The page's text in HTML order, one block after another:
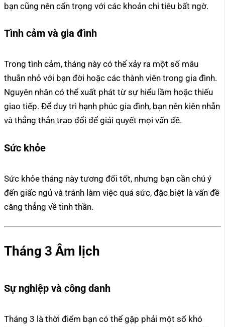
bạn cũng nên cẩn trọng với các khoản chi tiêu bất ngờ.
Tình cảm và gia đình
Trong tình cảm, tháng này có thể xảy ra một số mâu
thuẫn nhỏ với bạn đời hoặc các thành viên trong gia đình.
Nguyên nhân có thể xuất phát từ sự hiểu lầm hoặc thiếu
giao tiếp. Để duy trì hạnh phúc gia đình, bạn nên kiên nhẫn
và thẳng thắn trao đổi để giải quyết mọi vấn đề.
Sức khỏe
Sức khỏe tháng này tương đối tốt, nhưng bạn cần chú ý
đến giấc ngủ và tránh làm việc quá sức, đặc biệt là vấn đề
căng thẳng về tinh thần.
Tháng 3 Âm lịch
Sự nghiệp và công danh
Tháng 3 là thời điểm bạn có thể gặp phải một số khó